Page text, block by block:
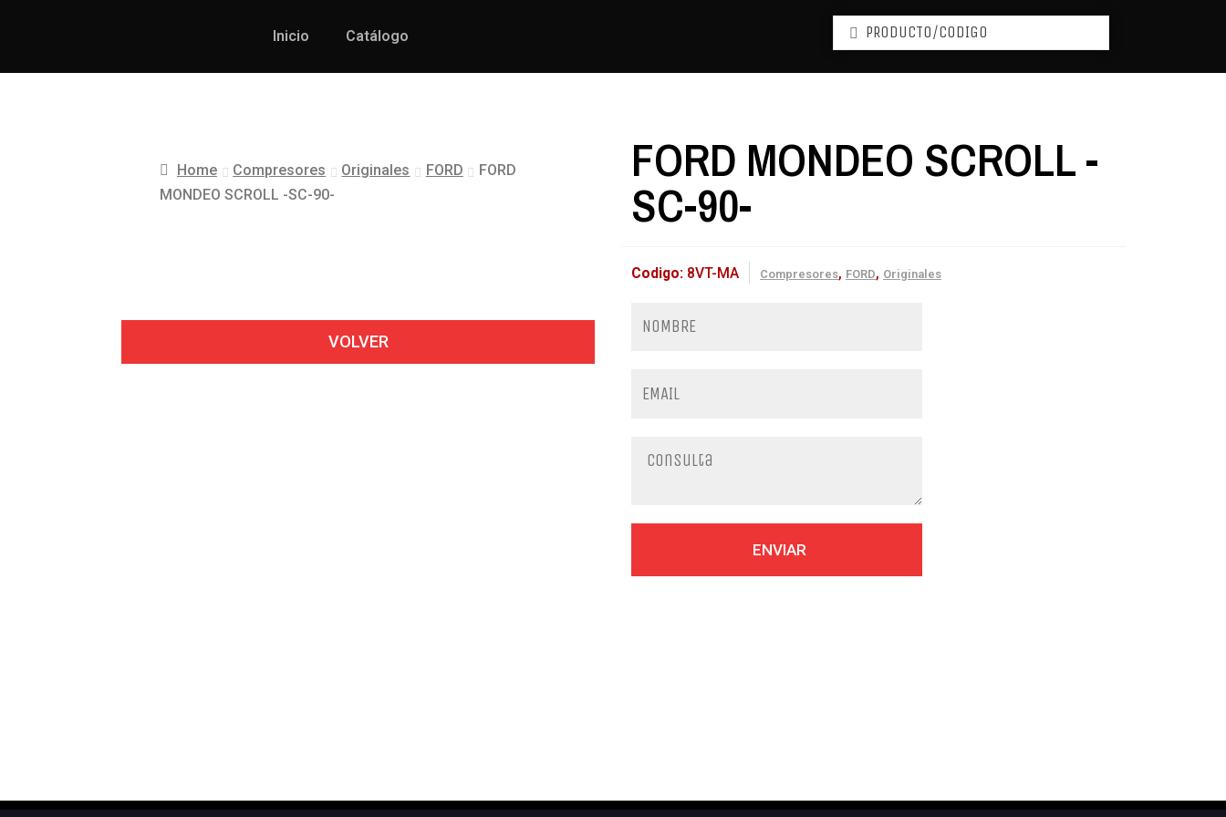
Inicio Catálogo
Home Compresores Originales FORD
FORD
MONDEO SCROLL -SC-90-
VOLVER
FORD MONDEO SCROLL -
SC-90-
Codigo: 8VT-MA Compresores, FORD, Originales